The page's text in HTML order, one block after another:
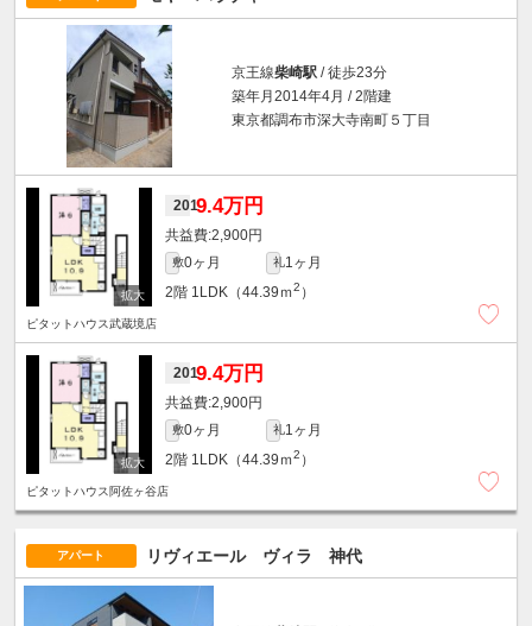
京王線柴崎駅 / 徒歩23分
築年月2014年4月 / 2階建
東京都調布市深大寺南町５丁目
2019.4万円
2,900円
敷0ヶ月 礼1ヶ月
2階 1LDK（44.39ｍ2 ）
ピタットハウス武蔵境店
2019.4万円
2,900円
敷0ヶ月 礼1ヶ月
2階 1LDK（44.39ｍ2 ）
ピタットハウス阿佐ヶ谷店
アパート リヴィエール ヴィラ 神代